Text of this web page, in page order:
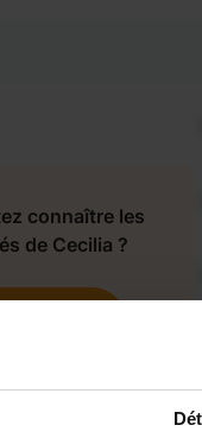
connaître les
de Cecilia ?